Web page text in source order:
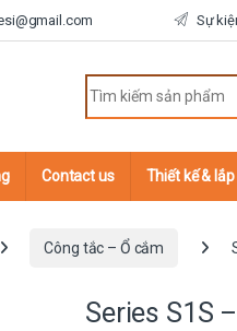
Sự
Contact us Thiết kế &
Công tắc – Ổ cắm
Series S1S